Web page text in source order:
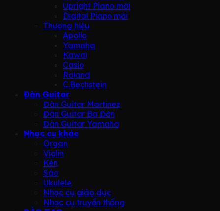
Upright Piano mới
Digital Piano mới
Thương hiệu
Apollo
Yamaha
Kawai
Casio
Roland
C.Bechstein
Đàn Guitar
Đàn Guitar Martinez
Đàn Guitar Ba Đờn
Đàn Guitar Yamaha
Nhạc cụ khác
Organ
Violin
Kèn
Sáo
Ukulele
Nhạc cụ giáo dục
Nhạc cụ truyền thống